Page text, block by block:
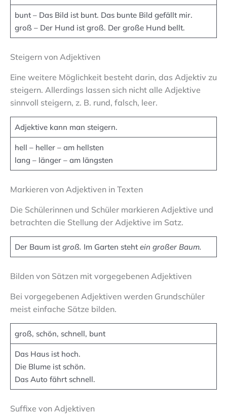
bunt – Das Bild ist bunt. Das bunte Bild gefällt mir.
groß – Der Hund ist groß. Der große Hund bellt.
Steigern von Adjektiven
Eine weitere Möglichkeit besteht darin, das Adjektiv zu
steigern. Allerdings lassen sich nicht alle Adjektive
sinnvoll steigern, z. B. rund, falsch, leer.
Adjektive kann man steigern.
hell – heller – am hellsten
lang – länger – am längsten
Markieren von Adjektiven in Texten
Die Schülerinnen und Schüler markieren Adjektive und
betrachten die Stellung der Adjektive im Satz.
Der Baum ist groß. Im Garten steht ein großer Baum.
Bilden von Sätzen mit vorgegebenen Adjektiven
Bei vorgegebenen Adjektiven werden Grundschüler
meist einfache Sätze bilden.
groß, schön, schnell, bunt
Das Haus ist hoch.
Die Blume ist schön.
Das Auto fährt schnell.
Suffixe von Adjektiven